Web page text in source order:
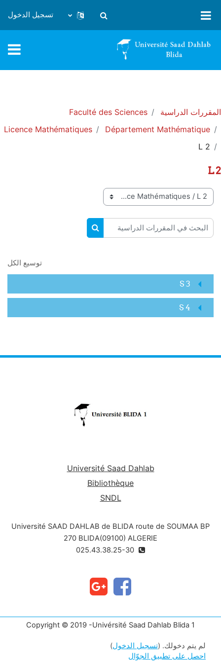
تبديل إدخال البحث
تسجيل الدخول
المقررات الدراسية
Faculté des Sciences
Département Mathématique
Licence Mathématiques
L 2
L 2
تصنيفات المقررات
البحث في المقررات الدراسية
البحث في المقررات الدراسية
توسيع الكل
S 3
S 4
Université Saad Dahlab
Bibliothèque
SNDL
Université SAAD DAHLAB de BLIDA route de SOUMAA BP
270 BLIDA(09100) ALGERIE
Copyright © 2019 -Univérsité Saad Dahlab Blida 1
لم يتم دخولك. (تسجيل الدخول)
احصل على تطبيق الجوّال